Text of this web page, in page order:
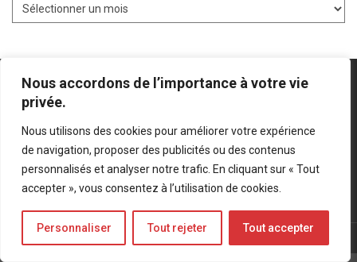
Nous accordons de l’importance à votre vie
privée.
Nous utilisons des cookies pour améliorer votre expérience
de navigation, proposer des publicités ou des contenus
personnalisés et analyser notre trafic. En cliquant sur « Tout
accepter », vous consentez à l’utilisation de cookies.
Personnaliser Tout rejeter Tout accepter
Mentions légales-Politique de confidentialité
Bluesky
LinkedIn
Twitter
© Forces Operations Blog - 2022